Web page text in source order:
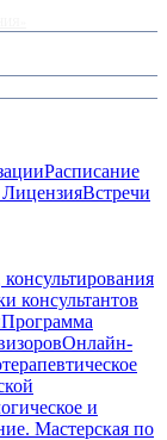
Расписание
ЛицензияВстречи
консультантов
Программа
Онлайн-
и
Мастерская по